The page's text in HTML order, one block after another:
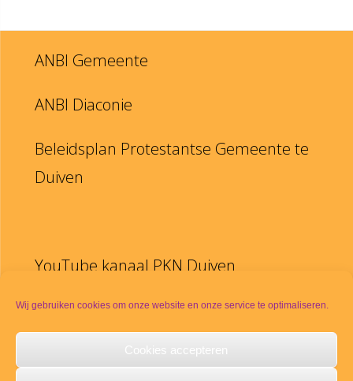
Wij gebruiken cookies om onze website en onze service te optimaliseren.
Cookies accepteren
ANBI Gemeente
ANBI Diaconie
Beleidsplan Protestantse Gemeente te
Duiven
YouTube kanaal PKN Duiven
Disclaimer